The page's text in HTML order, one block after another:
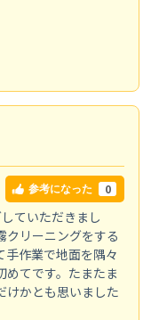
参考になった 0
ていただきまし
クリーニングをする
手作業で地面を隅々
めてです。たまたま
けかとも思いました